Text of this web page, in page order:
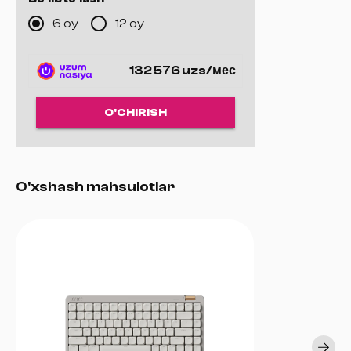
immersiv audio tajribani taqdim etadi.
6 oy 12 oy
132 576 uzs/мес
O'CHIRISH
O'xshash mahsulotlar